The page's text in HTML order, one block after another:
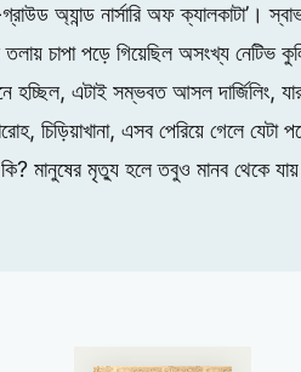
অ্যান্ড নার্সারি অফ ক্যালকাটা’।
চাপা পড়ে গিয়েছিল অসংখ্য নেটিভ
হচ্ছিল, এটাই সম্ভবত আসল দার্জিলিং,
চিড়িয়াখানা, এসব পেরিয়ে গেলে যেটা
মানুষের মৃত্যু হলে তবুও মানব থেকে